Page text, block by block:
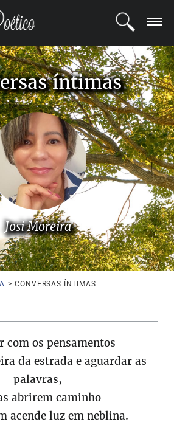
íntimas
Josi Moreira
> CONVERSAS ÍNTIMAS
com os pensamentos
da estrada e aguardar as
palavras,
abrirem caminho
acende luz em neblina.